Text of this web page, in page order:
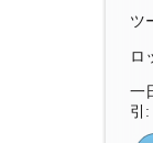
ツ
ロ
一
引: